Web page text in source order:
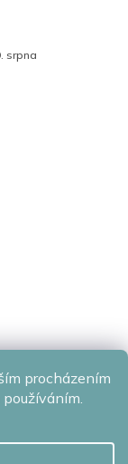
procházením
srpna
údajů